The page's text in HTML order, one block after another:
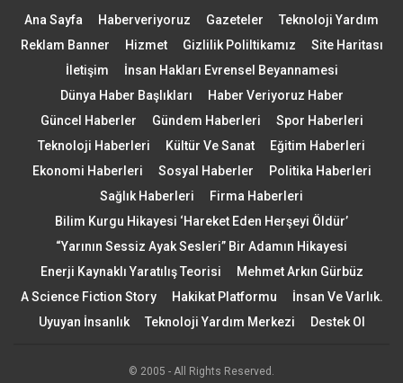
Ana Sayfa Haberveriyoruz Gazeteler
Teknoloji Yardım
Reklam Banner
Hizmet Gizlilik Poliltikamız
Site Haritası
İletişim
İnsan Hakları Evrensel Beyannamesi
Dünya Haber Başlıkları
Haber Veriyoruz Haber
Güncel Haberler
Gündem Haberleri
Spor Haberleri
Teknoloji Haberleri
Kültür Ve Sanat
Eğitim Haberleri
Ekonomi Haberleri
Sosyal Haberler
Politika Haberleri
Sağlık Haberleri
Firma Haberleri
Bilim Kurgu Hikayesi ‘Hareket Eden Herşeyi Öldür’
“Yarının Sessiz Ayak Sesleri” Bir Adamın Hikayesi
Enerji Kaynaklı Yaratılış Teorisi
Mehmet Arkın Gürbüz
A Science Fiction Story
Hakikat Platformu
İnsan Ve Varlık.
Uyuyan İnsanlık
Teknoloji Yardım Merkezi Destek Ol
© 2005 - All Rights Reserved.